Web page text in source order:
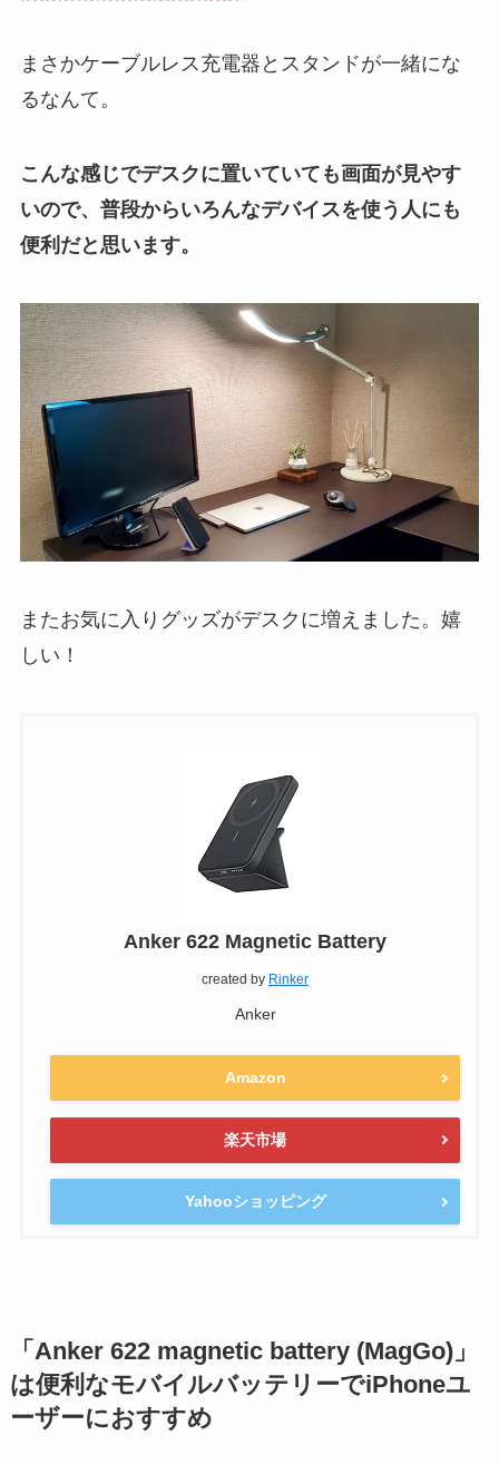
まさかケーブルレス充電器とスタンドが一緒にな
るなんて。
こんな感じでデスクに置いていても画面が見やす
いので、普段からいろんなデバイスを使う人にも
便利だと思います。
またお気に入りグッズがデスクに増えました。嬉
しい！
Anker 622 Magnetic Battery
created by Rinker
Anker
Amazon
楽天市場
Yahooショッピング
「Anker 622 magnetic battery (MagGo)」
は便利なモバイルバッテリーでiPhoneユ
ーザーにおすすめ